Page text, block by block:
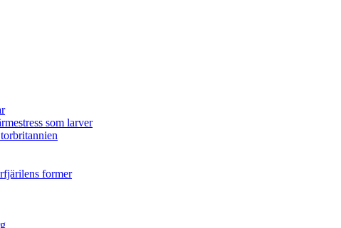
som larver
former